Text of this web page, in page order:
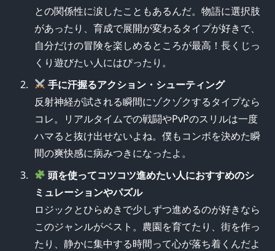
との関係性に涙したこともあるんだ。物語に選択肢
があったり、育成で展開が変わるタイプが好きで、
自分だけの冒険を楽しめるところが最高！長くじっ
くり遊びたい人にはぴったり。
手に汗握るアクション・シューティング
反射神経が試される瞬間にゾクゾクするタイプなら
コレ。リアルタイムでの戦闘やPvPのスリルは一度
ハマると抜け出せないよね。僕もコンボを決めた瞬
間の爽快感に病みつきになったよ。
頭を使ってコツコツ進めたい人におすすめのシ
ミュレーションやパズル
ロジックとひらめきで少しずつ進めるのが好きなら
このジャンルがベスト。農園を育てたり、街を作っ
たり、静かに集中する時間って心が落ち着くんだよ